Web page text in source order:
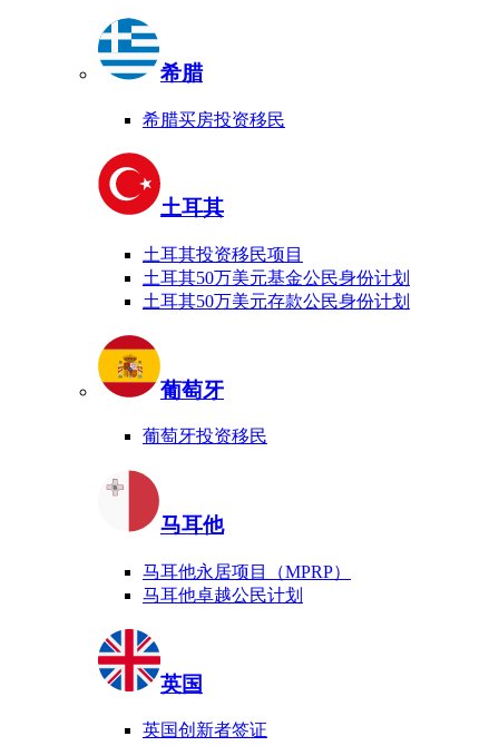
希腊
希腊买房投资移民
土耳其
土耳其投资移民项目
土耳其50万美元基金公民身份计划
土耳其50万美元存款公民身份计划
葡萄牙
葡萄牙投资移民
马耳他
马耳他永居项目（MPRP）
马耳他卓越公民计划
英国
英国创新者签证